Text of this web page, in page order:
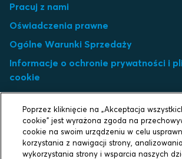
Pracuj z nami
Oświadczenia prawne
Ogólne Warunki Sprzedaży
Informacje o ochronie prywatności i
cookie
Media społecznościowe
Ustawienia plików cookie
Select market
Poprzez kliknięcie na „Akceptacja
cookie” jest wyrażona zgoda na
cookie na swoim urządzeniu w celu
korzystania z nawigacji strony, analizowania
wykorzystania strony i wsparcia naszych